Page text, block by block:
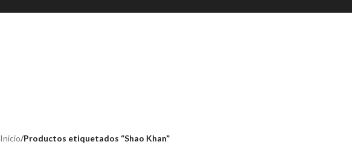
Inicio/Productos etiquetados “Shao Khan”